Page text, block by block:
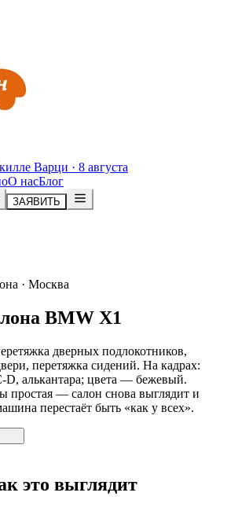
Варци · 8 августа
О насБлог
ЗАЯВИТЬ
· Москва
BMW X1
дверных подлокотников,
перетяжка сидений. На кадрах:
алькантара; цвета — бежевый.
простая — салон снова выглядит и
перестаёт быть «как у всех».
это выглядит